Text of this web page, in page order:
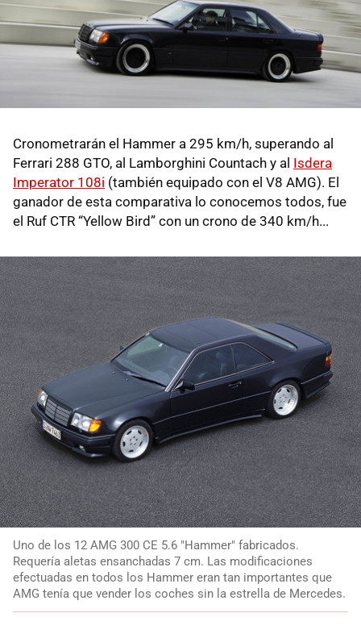
Cronometrarán el Hammer a 295 km/h, superando al
Ferrari 288 GTO, al Lamborghini Countach y al Isdera
Imperator 108i (también equipado con el V8 AMG). El
ganador de esta comparativa lo conocemos todos, fue
el Ruf CTR “Yellow Bird” con un crono de 340 km/h...
Uno de los 12 AMG 300 CE 5.6 "Hammer" fabricados.
Requería aletas ensanchadas 7 cm. Las modificaciones
efectuadas en todos los Hammer eran tan importantes que
AMG tenía que vender los coches sin la estrella de Mercedes.